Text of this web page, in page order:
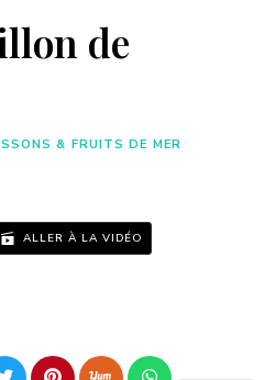
y
V
de
& FRUITS DE MER
ALLER À LA VIDÉO